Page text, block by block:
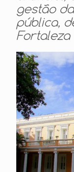
gestão
pública,
Fortaleza